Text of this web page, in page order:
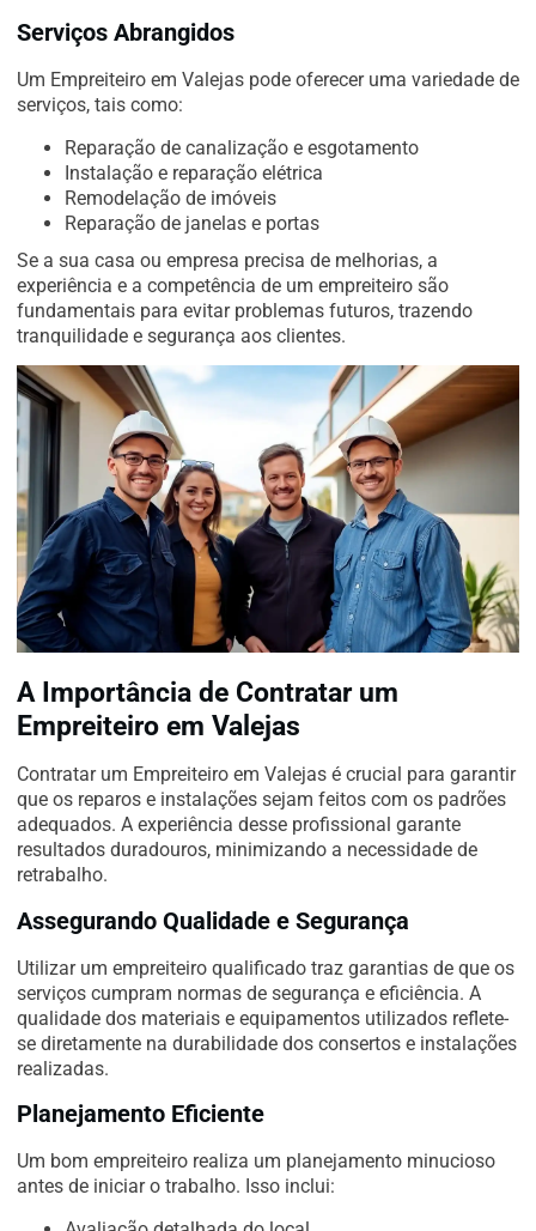
Serviços Abrangidos
Um Empreiteiro em Valejas pode oferecer uma variedade de
serviços, tais como:
Reparação de canalização e esgotamento
Instalação e reparação elétrica
Remodelação de imóveis
Reparação de janelas e portas
Se a sua casa ou empresa precisa de melhorias, a
experiência e a competência de um empreiteiro são
fundamentais para evitar problemas futuros, trazendo
tranquilidade e segurança aos clientes.
A Importância de Contratar um
Empreiteiro em Valejas
Contratar um Empreiteiro em Valejas é crucial para garantir
que os reparos e instalações sejam feitos com os padrões
adequados. A experiência desse profissional garante
resultados duradouros, minimizando a necessidade de
retrabalho.
Assegurando Qualidade e Segurança
Utilizar um empreiteiro qualificado traz garantias de que os
serviços cumpram normas de segurança e eficiência. A
qualidade dos materiais e equipamentos utilizados reflete-
se diretamente na durabilidade dos consertos e instalações
realizadas.
Planejamento Eficiente
Um bom empreiteiro realiza um planejamento minucioso
antes de iniciar o trabalho. Isso inclui: